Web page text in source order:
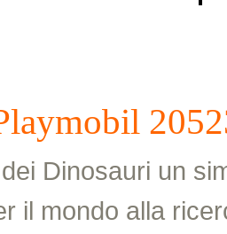
Dinosauri un
il mondo alla